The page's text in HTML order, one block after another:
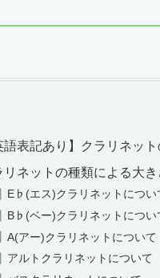
語表記あり】クラリネッ
リネットの種類による大
E♭(エス)クラリネットについ
B♭(ベー)クラリネットについ
A(アー)クラリネットについて
アルトクラリネットについて